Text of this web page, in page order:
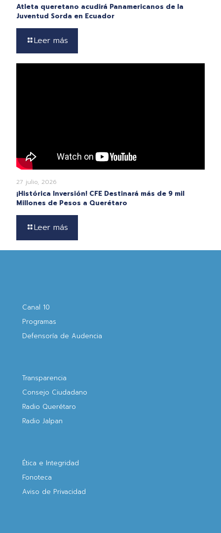
Atleta queretano acudirá Panamericanos de la
Juventud Sorda en Ecuador
Leer más
27 julio, 2026
¡Histórica Inversión! CFE Destinará más de 9 mil
Millones de Pesos a Querétaro
Leer más
Canal 10
Programas
Defensoría de Audencia
Transparencia
Consejo Ciudadano
Radio Querétaro
Radio Jalpan
Ética e Integridad
Fonoteca
Aviso de Privacidad